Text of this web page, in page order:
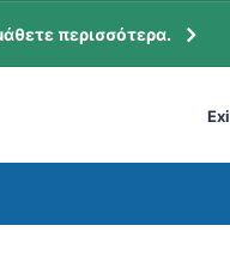
περισσότερα.